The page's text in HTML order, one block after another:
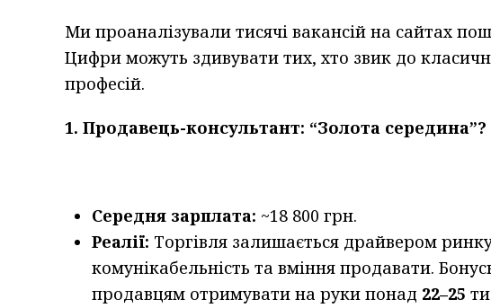
Ми проаналізували тисячі вакансій на сайтах
Цифри можуть здивувати тих, хто звик до
професій.
1. Продавець-консультант: “Золота середина”?
Середня зарплата: ~18 800 грн.
Реалії: Торгівля залишається драйвером
комунікабельність та вміння продавати.
продавцям отримувати на руки понад 22–25